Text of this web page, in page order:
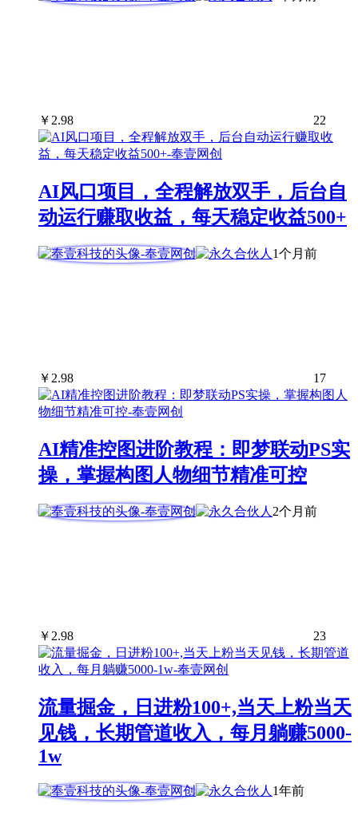
￥ 2.98 22
AI风口项目，全程解放双手，后台自
动运行赚取收益，每天稳定收益500+
1个月前
￥ 2.98 17
AI精准控图进阶教程：即梦联动PS实
操，掌握构图人物细节精准可控
2个月前
￥ 2.98 23
流量掘金，日进粉100+,当天上粉当天
见钱，长期管道收入，每月躺赚5000-
1w
1年前